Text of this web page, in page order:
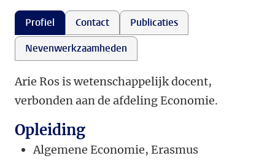
Profiel Contact
Publicaties
Nevenwerkzaamheden
Arie Ros is wetenschappelijk docent,
verbonden aan de afdeling Economie.
Opleiding
Algemene Economie, Erasmus